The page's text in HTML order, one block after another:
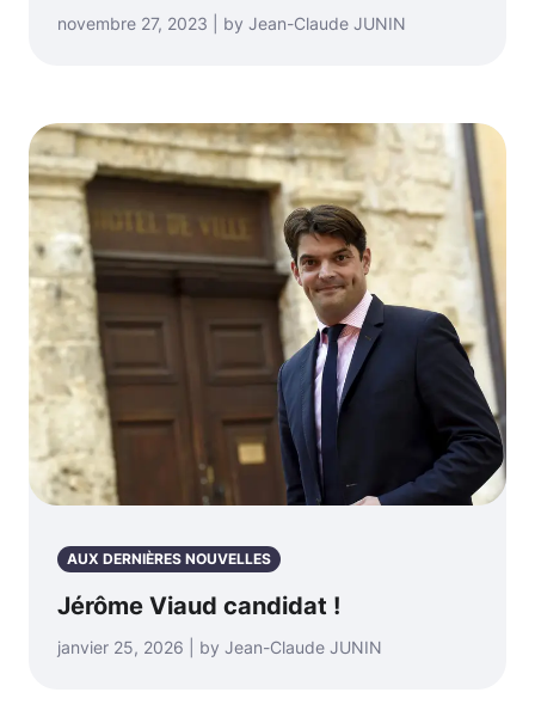
novembre 27, 2023 | by Jean-Claude JUNIN
AUX DERNIÈRES NOUVELLES
Jérôme Viaud candidat !
janvier 25, 2026 | by Jean-Claude JUNIN